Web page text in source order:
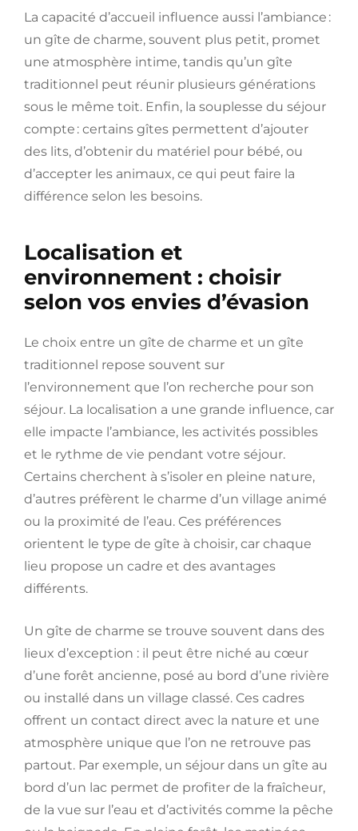
La capacité d’accueil influence aussi l’ambiance :
un gîte de charme, souvent plus petit, promet
une atmosphère intime, tandis qu’un gîte
traditionnel peut réunir plusieurs générations
sous le même toit. Enfin, la souplesse du séjour
compte : certains gîtes permettent d’ajouter
des lits, d’obtenir du matériel pour bébé, ou
d’accepter les animaux, ce qui peut faire la
différence selon les besoins.
Localisation et
environnement : choisir
selon vos envies d’évasion
Le choix entre un gîte de charme et un gîte
traditionnel repose souvent sur
l’environnement que l’on recherche pour son
séjour. La localisation a une grande influence, car
elle impacte l’ambiance, les activités possibles
et le rythme de vie pendant votre séjour.
Certains cherchent à s’isoler en pleine nature,
d’autres préfèrent le charme d’un village animé
ou la proximité de l’eau. Ces préférences
orientent le type de gîte à choisir, car chaque
lieu propose un cadre et des avantages
différents.
Un gîte de charme se trouve souvent dans des
lieux d’exception : il peut être niché au cœur
d’une forêt ancienne, posé au bord d’une rivière
ou installé dans un village classé. Ces cadres
offrent un contact direct avec la nature et une
atmosphère unique que l’on ne retrouve pas
partout. Par exemple, un séjour dans un gîte au
bord d’un lac permet de profiter de la fraîcheur,
de la vue sur l’eau et d’activités comme la pêche